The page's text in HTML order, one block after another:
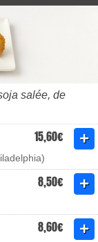
salée, de
15,60€
8,50€
8,60€